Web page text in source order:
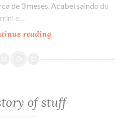
de 3 meses. Acabei saindo do
e…
reading
se
se
of stuff